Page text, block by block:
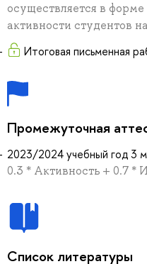
осуществляется в
активности студентов
Итоговая письменная
Промежуточная
2023/2024 учебный год 3
0.3 * Активность + 0.7 *
Список литературы